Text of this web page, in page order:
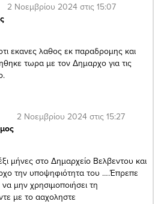
2 Νοεμβρίου 2024 στις 15:07
εκανες λαθος εκ παραδρομης και
τωρα με τον Δημαρχο για τις
2 Νοεμβρίου 2024 στις 15:27
μήνες στο Δημαρχείο Βελβεντου και
την υποψηφιότητα του ….Έπρεπε
μην χρησιμοποιήσει τη
με το ααχοληστε